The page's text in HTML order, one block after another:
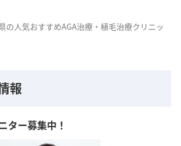
の人気おすすめAGA治療・植毛治療クリニッ
報
ター募集中！